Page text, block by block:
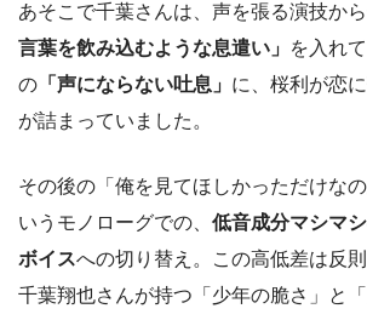
あそこで千葉さんは、声を張る演技から
言葉を飲み込むような息遣い」 を入れ
の 「声にならない吐息」 に、桜利が恋
が詰まっていました。
その後の「俺を見てほしかっただけな
いうモノローグでの、 低音成分マシマ
ボイスへの切り替え。この高低差は反則
千葉翔也さんが持つ「少年の脆さ」と